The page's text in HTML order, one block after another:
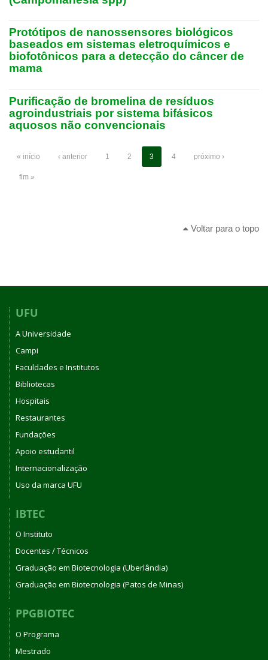
Protótipos de nanossensores biológicos
baseados em sistemas eletroquímicos e
biofotônicos para a detecção do câncer de
mama
Purificação de bromelina de resíduos
agroindustriais por sistema bifásicos
aquosos não convencionais
« início ‹ anterior 1 2 3 4 próximo ›
fim »
Voltar para o topo
UFU
A Universidade
Campi
Faculdades e Institutos
Bibliotecas
Hospitais
Restaurantes
Fundações
Apoio estudantil
Internacionalização
Uso da marca UFU
IBTEC
O Instituto
Docentes / Técnicos
Graduação em Biotecnologia (Uberlândia)
Graduação em Biotecnologia (Patos de Minas)
PPGBIOTEC
O Programa
Mestrado